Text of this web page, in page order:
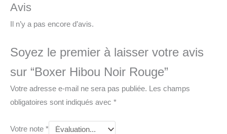
Avis
Il n’y a pas encore d’avis.
Soyez le premier à laisser votre avis
sur “Boxer Hibou Noir Rouge”
Votre adresse e-mail ne sera pas publiée.
Les champs
obligatoires sont indiqués avec *
Votre note *